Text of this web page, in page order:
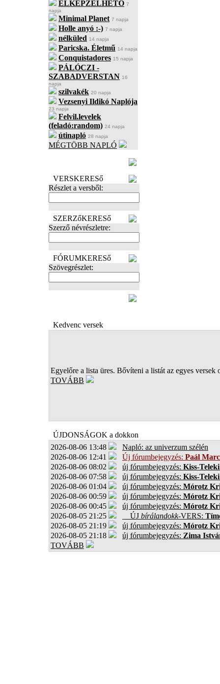
ELKÉPZELHETŐ 7
napja
Minimal Planet 7 napja
Holle anyó :-) 7 napja
nélküled 14 napja
Paricska. Életmű 14 napja
Conquistadores 15 napja
PÁLÓCZI -
SZABADVERSTAN 16
napja
szilvakék 20 napja
Vezsenyi Ildikó Naplója
23 napja
Felvil.levelek
(feladó:random) 24 napja
útinapló 28 napja
MÉGTÖBB NAPLÓ
VERSKERESő
Részlet a versből:
SZERZőKERESő
Szerző névrészletre:
FÓRUMKERESő
Szövegrészlet:
Kedvenc versek
Egyelőre a lista üres. Bővíteni a listát az egyes versek
TOVÁBB
ÚJDONSÁGOK a dokkon
2026-08-06 13:48
Napló: az univerzum szélén
2026-08-06 12:41
Új fórumbejegyzés: Paál
2026-08-06 08:02
új fórumbejegyzés: Kiss-
2026-08-06 07:58
új fórumbejegyzés: Kiss-
2026-08-06 01:04
új fórumbejegyzés: Mórotz
2026-08-06 00:59
új fórumbejegyzés: Mórotz
2026-08-06 00:45
új fórumbejegyzés: Mórotz
2026-08-05 21:25
ÚJ bírálandokk-VERS:
2026-08-05 21:19
új fórumbejegyzés: Mórotz
2026-08-05 21:18
új fórumbejegyzés: Zima
TOVÁBB